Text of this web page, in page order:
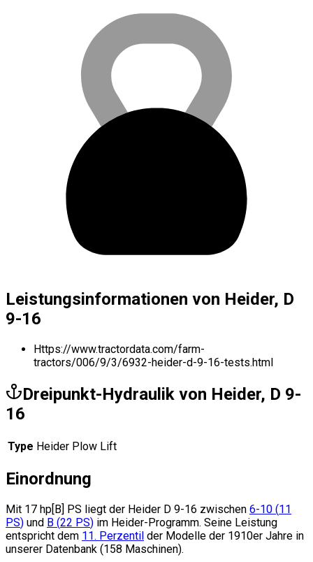
Leistungsinformationen von Heider, D
9-16
Https://www.tractordata.com/farm-
tractors/006/9/3/6932-heider-d-9-16-tests.html
Dreipunkt-Hydraulik von Heider, D 9-
16
Type Heider Plow Lift
Einordnung
Mit 17 hp[B] PS liegt der Heider D 9-16 zwischen 6-10 (11
PS) und B (22 PS) im Heider-Programm. Seine Leistung
entspricht dem 11. Perzentil der Modelle der 1910er Jahre in
unserer Datenbank (158 Maschinen).